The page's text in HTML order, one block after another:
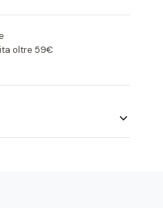
oltre 59€